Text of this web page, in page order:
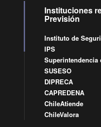
Instituciones
Previsión
Instituto de
IPS
Superintendencia
SUSESO
DIPRECA
CAPREDENA
ChileAtiende
ChileValora